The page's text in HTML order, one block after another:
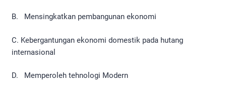
B. Mensingkatkan pembangunan ekonomi
C. Kebergantungan ekonomi domestik pada hutang
internasional
D. Memperoleh tehnologi Modern